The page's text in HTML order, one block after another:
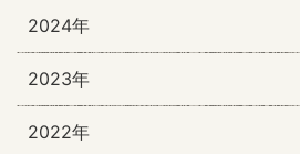
2024年
2023年
2022年